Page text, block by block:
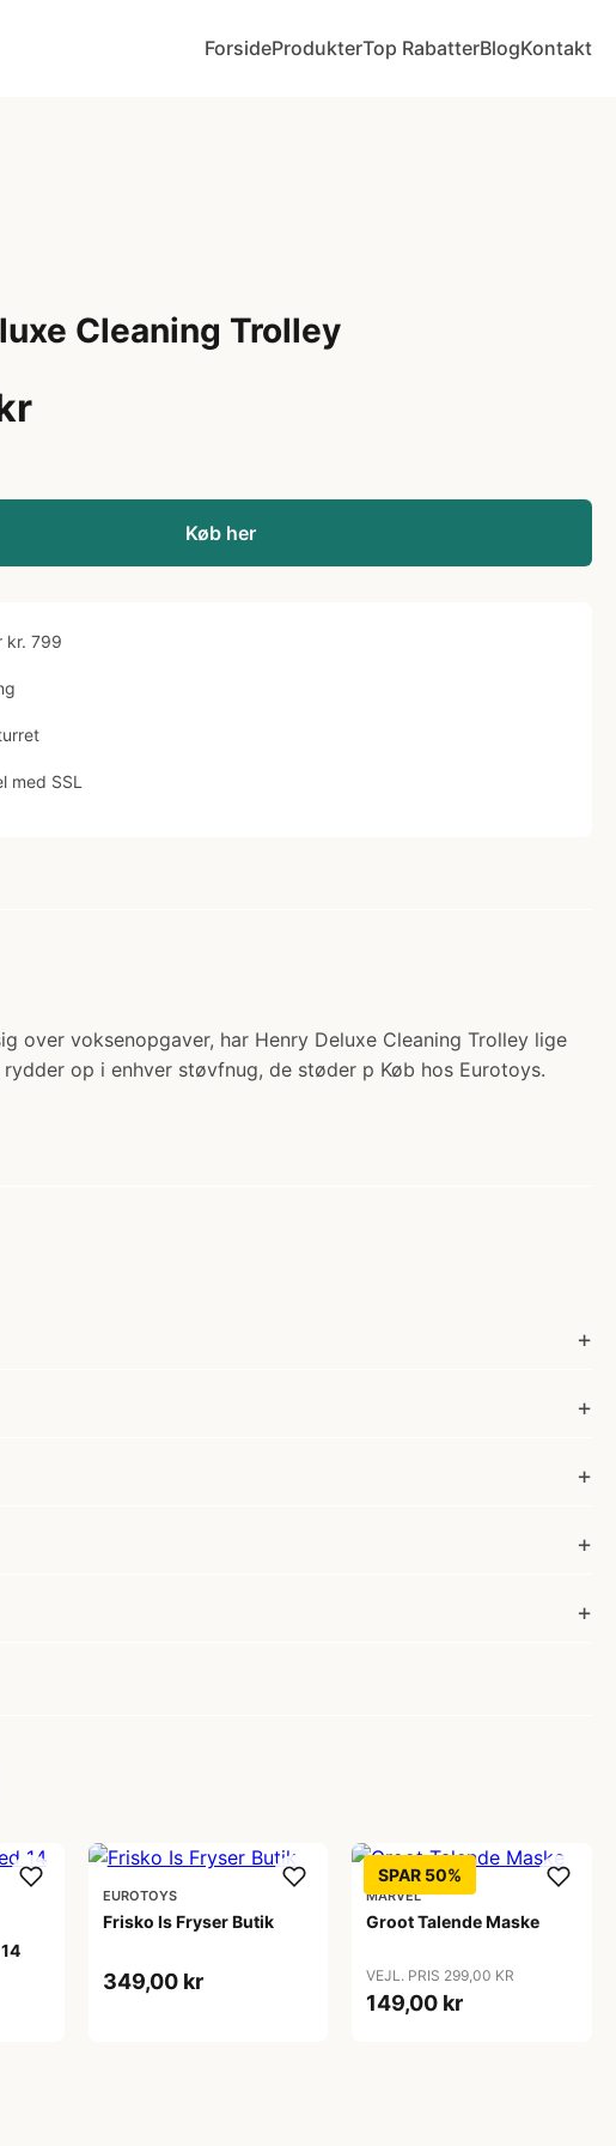
ForsideProdukterTop RabatterBlogKontakt
Cleaning Trolley
Køb her
kr. 799
med SSL
over voksenopgaver, har Henry Deluxe Cleaning Trolley lige
op i enhver støvfnug, de støder p Køb hos Eurotoys.
EUROTOYS
Frisko Is Fryser Butik
349,00 kr
SPAR 50%
MARVEL
Groot Talende Maske
VEJL. PRIS 299,00 KR
149,00 kr